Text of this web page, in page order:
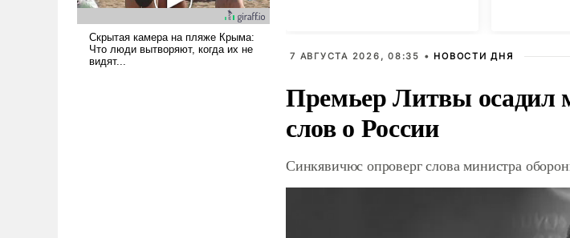
7 АВГУСТА 2026, 08:35 • НОВОСТИ ДНЯ
Премьер Литвы осадил
слов о России
Синкявичюс опроверг слова министра